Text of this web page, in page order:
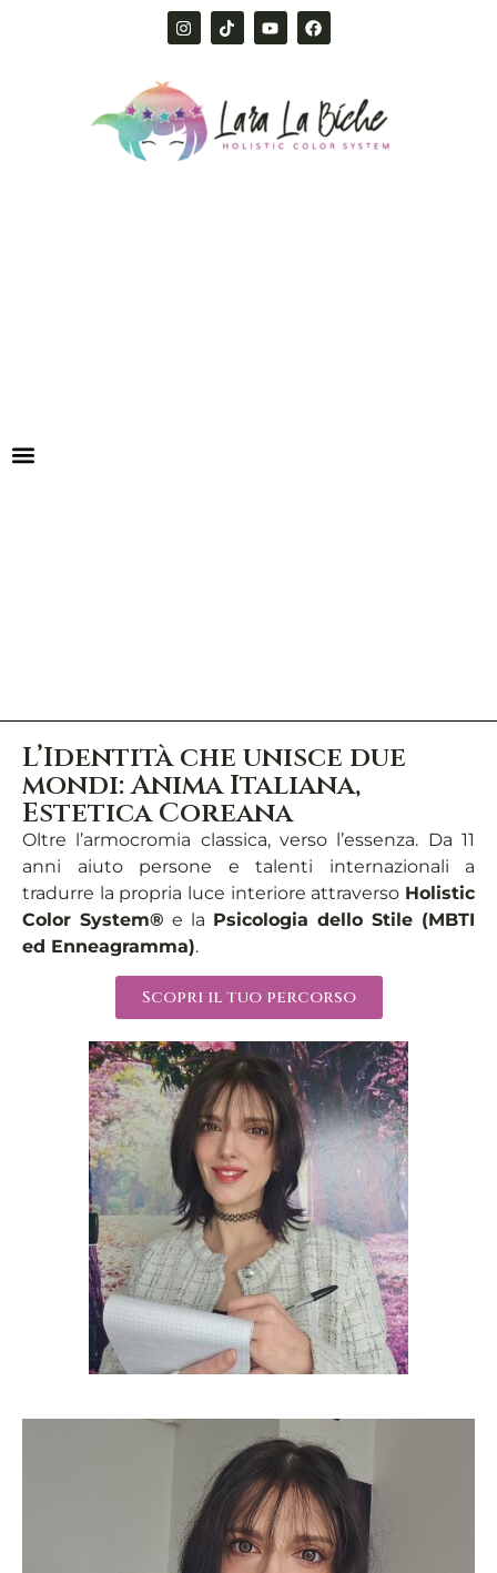
L’Identità che unisce due
mondi: Anima Italiana,
Estetica Coreana
Oltre l’armocromia classica, verso l’essenza. Da 11
anni aiuto persone e talenti internazionali a
tradurre la propria luce interiore attraverso Holistic
Color System® e la Psicologia dello Stile (MBTI
ed Enneagramma).
Scopri il tuo percorso